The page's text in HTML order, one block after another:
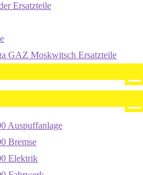
Ersatzteile
GAZ Moskwitsch Ersatzteile
Auspuffanlage
Bremse
Elektrik